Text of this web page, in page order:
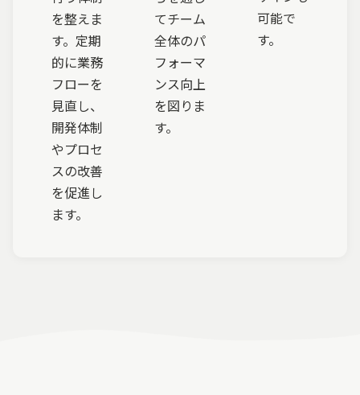
を整えま
す。定期
的に業務
フローを
見直し、
開発体制
やプロセ
スの改善
を促進し
ます。
てチーム
全体のパ
フォーマ
ンス向上
を図りま
す。
可能で
す。